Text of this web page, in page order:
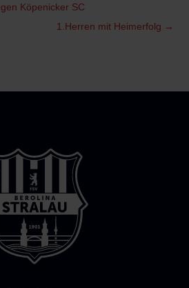
Köpenicker SC
1.Herren mit Heimerfolg →